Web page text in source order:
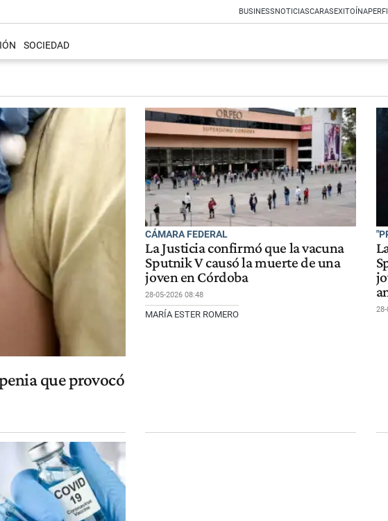
BUSINESSNOTICIASCARASEXITOÍNA
SOCIEDAD
que provocó
CÁMARA FEDERAL
La Justicia confirmó que la vacuna
Sputnik V causó la muerte de una
joven en Córdoba
28-05-2026 08:48
MARÍA ESTER ROMERO